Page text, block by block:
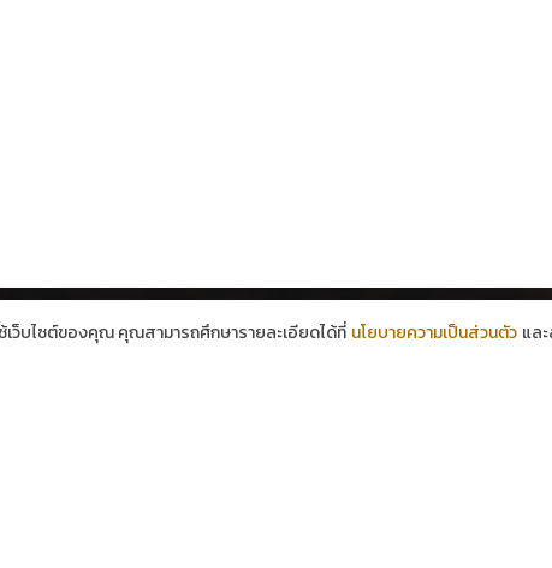
ว็บไซต์ของคุณ คุณสามารถศึกษารายละเอียดได้ที่ นโยบายความเป็นส่วนตัว แล